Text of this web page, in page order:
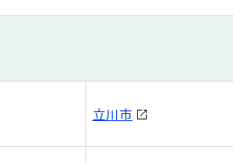
立川市